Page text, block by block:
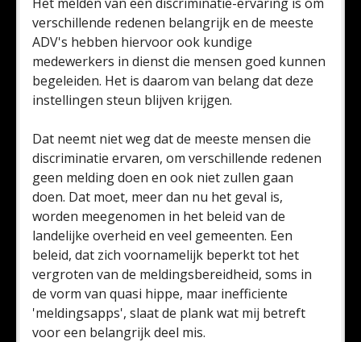
verschillende redenen belangrijk en de meeste
ADV's hebben hiervoor ook kundige
medewerkers in dienst die mensen goed kunnen
begeleiden. Het is daarom van belang dat deze
instellingen steun blijven krijgen.
Dat neemt niet weg dat de meeste mensen die
discriminatie ervaren, om verschillende redenen
geen melding doen en ook niet zullen gaan
doen. Dat moet, meer dan nu het geval is,
worden meegenomen in het beleid van de
landelijke overheid en veel gemeenten. Een
beleid, dat zich voornamelijk beperkt tot het
vergroten van de meldingsbereidheid, soms in
de vorm van quasi hippe, maar inefficiente
'meldingsapps', slaat de plank wat mij betreft
voor een belangrijk deel mis.